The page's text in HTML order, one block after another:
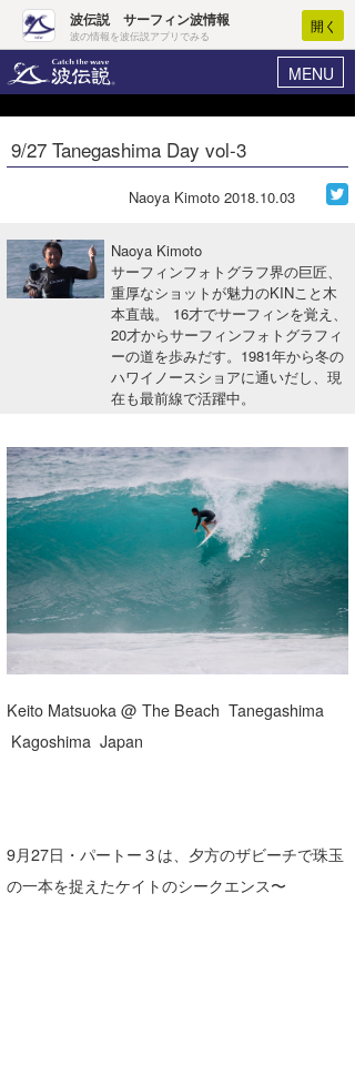
波伝説 サーフィン波情報
波の情報を波伝説アプリでみる
開く
MENU
ヘルプ マイホーム
ログイン
波情報･概況
WAVE HUNTER波予想ツール
会員メニュー
今月のプレゼント
9/27 Tanegashima Day vol-3
Naoya Kimoto 2018.10.03
Naoya Kimoto
サーフィンフォトグラフ界の巨匠、
重厚なショットが魅力のKINこと木
本直哉。 16才でサーフィンを覚え、
20才からサーフィンフォトグラフィ
ーの道を歩みだす。1981年から冬の
ハワイノースショアに通いだし、現
在も最前線で活躍中。
Keito Matsuoka @ The Beach Tanegashima
Kagoshima Japan
9月27日・パートー３は、夕方のザビーチで珠玉
の一本を捉えたケイトのシークエンス〜
Core Surf Japan
ファッション/グッズ
アート＆エンタメ
ショップ情報
湘南
千葉北
伊豆
千葉南
四国
ウラナミ
お知らせ
その他
ルール＆How to
VOTE!
サーファーズ